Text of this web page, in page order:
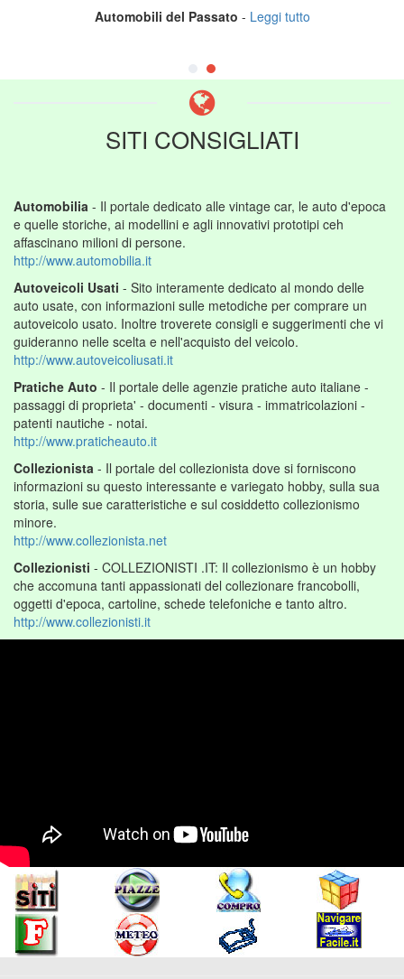
Automobili del Passato - Leggi tutto
SITI CONSIGLIATI
Automobilia - Il portale dedicato alle vintage car, le auto d'epoca
e quelle storiche, ai modellini e agli innovativi prototipi ceh
affascinano milioni di persone.
http://www.automobilia.it
Autoveicoli Usati - Sito interamente dedicato al mondo delle
auto usate, con informazioni sulle metodiche per comprare un
autoveicolo usato. Inoltre troverete consigli e suggerimenti che vi
guideranno nelle scelta e nell'acquisto del veicolo.
http://www.autoveicoliusati.it
Pratiche Auto - Il portale delle agenzie pratiche auto italiane -
passaggi di proprieta' - documenti - visura - immatricolazioni -
patenti nautiche - notai.
http://www.praticheauto.it
Collezionista - Il portale del collezionista dove si forniscono
informazioni su questo interessante e variegato hobby, sulla sua
storia, sulle sue caratteristiche e sul cosiddetto collezionismo
minore.
http://www.collezionista.net
Collezionisti - COLLEZIONISTI .IT: Il collezionismo è un hobby
che accomuna tanti appassionati del collezionare francobolli,
oggetti d'epoca, cartoline, schede telefoniche e tanto altro.
http://www.collezionisti.it